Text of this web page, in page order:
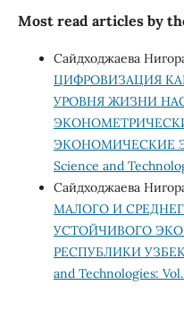
Most read articles by
Сайдходжаева
ЦИФРОВИЗАЦИЯ
УРОВНЯ ЖИЗНИ
ЭКОНОМИЧЕСКИЕ
Science and
Сайдходжаева
МАЛОГО И
УСТОЙЧИВОГО
РЕСПУБЛИКИ
and Technologies: